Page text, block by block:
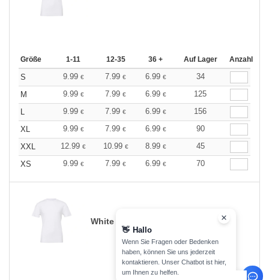
Größe 1-11 12-35 36 + Auf Lager Anzahl
S 9.99 € 7.99 € 6.99 €
34
M
9.99 € 7.99 € 6.99 €
125
L
9.99 € 7.99 € 6.99 €
156
XL
9.99 € 7.99 € 6.99 €
90
XXL
12.99 € 10.99 € 8.99 €
45
XS
9.99 € 7.99 € 6.99 € 70
White
👋 Hallo
Wenn Sie Fragen oder Bedenken
haben, können Sie uns jederzeit
kontaktieren. Unser Chatbot ist hier,
um Ihnen zu helfen.